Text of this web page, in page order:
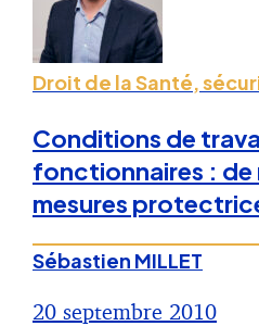
Droit de la Santé,
Conditions de
fonctionnaires : de
mesures
Sébastien MILLET
20 septembre 2010